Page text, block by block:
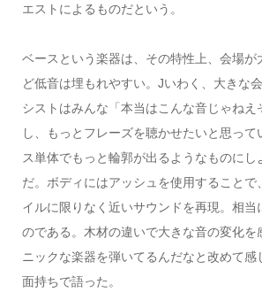
エストによるものだという。
ベースという楽器は、その特性上、会場が
ど低音は埋もれやすい。Jいわく、大きな
シストはみんな「本当はこんな音じゃねえ
し、もっとフレーズを聴かせたいと思って
ス単体でもっと輪郭が出るようなものにし
だ。ボディにはアッシュを使用することで
イルに限りなく近いサウンドを再現。相当
のである。木材の違いで大きな音の変化を
ニックな楽器を弾いてるんだなと改めて感
面持ちで語った。